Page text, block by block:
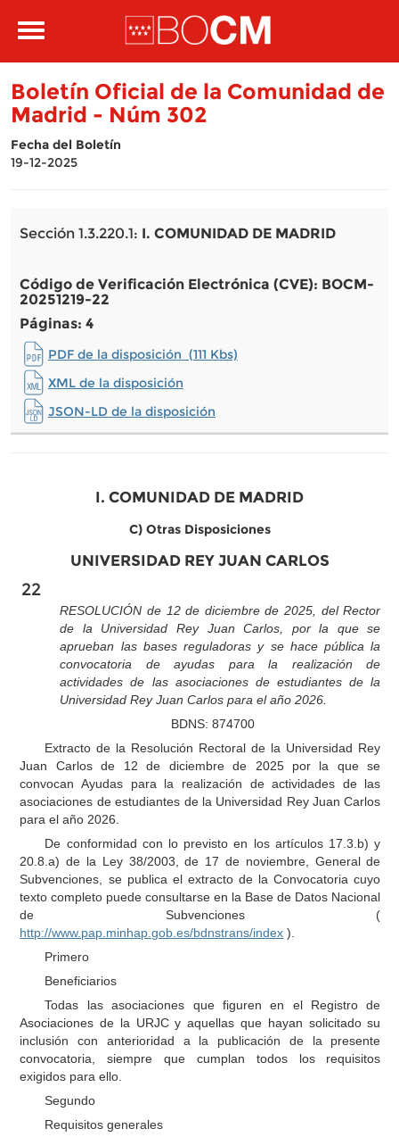
Toggle
Boletín Oficial de la Comunidad de
Madrid - Núm 302
Fecha del Boletín
19-12-2025
Sección 1.3.220.1: I. COMUNIDAD DE MADRID
Código de Verificación Electrónica (CVE): BOCM-
20251219-22
Páginas: 4
PDF de la disposición (111 Kbs)
XML de la disposición
JSON-LD de la disposición
I. COMUNIDAD DE MADRID
C) Otras Disposiciones
UNIVERSIDAD REY JUAN CARLOS
22
RESOLUCIÓN de 12 de diciembre de 2025, del Rector
de la Universidad Rey Juan Carlos, por la que se
aprueban las bases reguladoras y se hace pública la
convocatoria de ayudas para la realización de
actividades de las asociaciones de estudiantes de la
Universidad Rey Juan Carlos para el año 2026.
BDNS: 874700
Extracto de la Resolución Rectoral de la Universidad Rey
Juan Carlos de 12 de diciembre de 2025 por la que se
convocan Ayudas para la realización de actividades de las
asociaciones de estudiantes de la Universidad Rey Juan Carlos
para el año 2026.
De conformidad con lo previsto en los artículos 17.3.b) y
20.8.a) de la Ley 38/2003, de 17 de noviembre, General de
Subvenciones, se publica el extracto de la Convocatoria cuyo
texto completo puede consultarse en la Base de Datos Nacional
de Subvenciones (
http://www.pap.minhap.gob.es/bdnstrans/index ).
Primero
Beneficiarios
Todas las asociaciones que figuren en el Registro de
Asociaciones de la URJC y aquellas que hayan solicitado su
inclusión con anterioridad a la publicación de la presente
convocatoria, siempre que cumplan todos los requisitos
exigidos para ello.
Segundo
Requisitos generales